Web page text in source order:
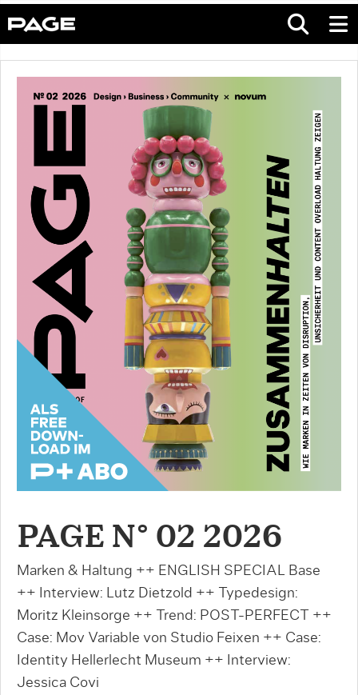
PAGE N° 02 2026
Marken & Haltung ++ ENGLISH SPECIAL Base
++ Interview: Lutz Dietzold ++ Typedesign:
Moritz Kleinsorge ++ Trend: POST-PERFECT ++
Case: Mov Variable von Studio Feixen ++ Case:
Identity Hellerlecht Museum ++ Interview:
Jessica Covi